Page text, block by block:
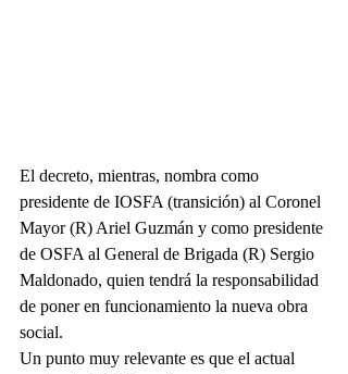
El decreto, mientras, nombra como
presidente de IOSFA (transición) al Coronel
Mayor (R) Ariel Guzmán y como presidente
de OSFA al General de Brigada (R) Sergio
Maldonado, quien tendrá la responsabilidad
de poner en funcionamiento la nueva obra
social.
Un punto muy relevante es que el actual